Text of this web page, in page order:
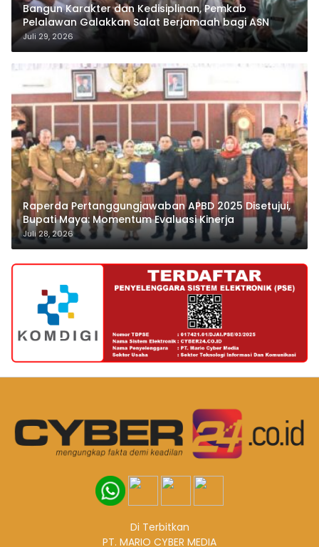
Bangun Karakter dan Kedisiplinan, Pemkab
Pelalawan Galakkan Salat Berjamaah bagi ASN
Juli 29, 2026
Raperda Pertanggungjawaban APBD 2025 Disetujui,
Bupati Maya: Momentum Evaluasi Kinerja
Juli 28, 2026
Di Terbitkan
PT. MARIO CYBER MEDIA